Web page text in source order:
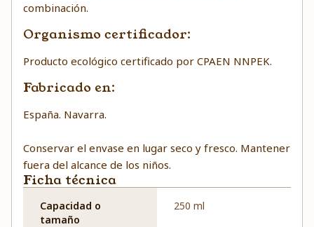
combinación.
Organismo certificador:
Producto ecológico certificado por CPAEN NNPEK.
Fabricado en:
España. Navarra.
Conservar el envase en lugar seco y fresco. Mantener
fuera del alcance de los niños.
Ficha técnica
Capacidad o
tamaño
250 ml